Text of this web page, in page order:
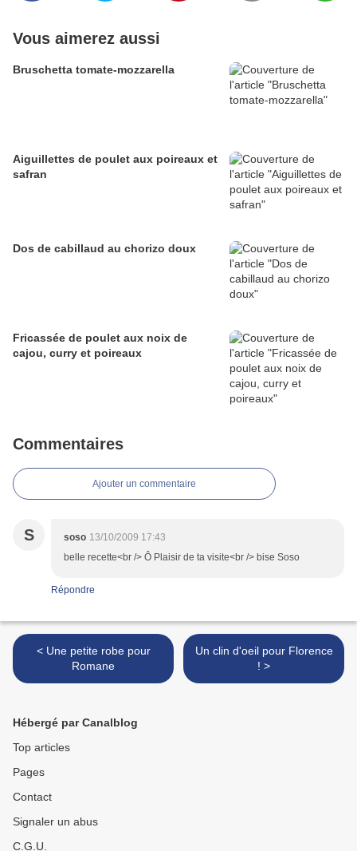
Vous aimerez aussi
Bruschetta tomate-mozzarella
Aiguillettes de poulet aux poireaux et
safran
Dos de cabillaud au chorizo doux
Fricassée de poulet aux noix de
cajou, curry et poireaux
Commentaires
Ajouter un commentaire
S soso 13/10/2009 17:43
belle recette<br /> Ô Plaisir de ta visite<br /> bise Soso
Répondre
< Une petite robe pour
Romane
Un clin d'oeil pour Florence
! >
Hébergé par Canalblog
Top articles
Pages
Contact
Signaler un abus
C.G.U.